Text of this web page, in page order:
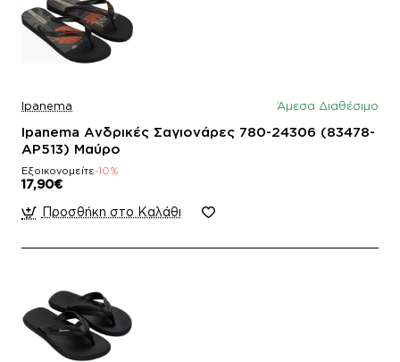
Ipanema Άμεσα Διαθέσιμο
Ipanema Ανδρικές Σαγιονάρες 780-24306 (83478-
AP513) Μαύρο
Εξοικονομείτε-10%
17,90€
Προσθήκη στο Καλάθι